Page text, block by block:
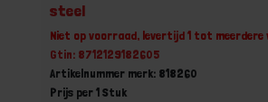
steel
Niet op voorraad, levertijd 1 tot meerdere
Gtin: 8712129182605
Artikelnummer merk: 818260
Prijs per 1 Stuk